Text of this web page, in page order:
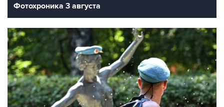
Фотохроника 3 августа